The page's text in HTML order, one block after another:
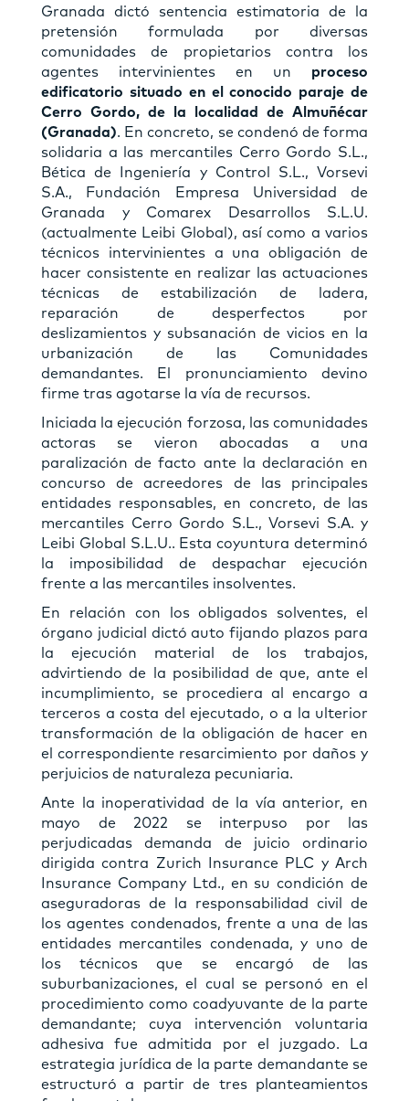
Granada dictó sentencia estimatoria de la
pretensión formulada por diversas
comunidades de propietarios contra los
agentes intervinientes en un proceso
edificatorio situado en el conocido paraje de
Cerro Gordo, de la localidad de Almuñécar
(Granada). En concreto, se condenó de forma
solidaria a las mercantiles Cerro Gordo S.L.,
Bética de Ingeniería y Control S.L., Vorsevi
S.A., Fundación Empresa Universidad de
Granada y Comarex Desarrollos S.L.U.
(actualmente Leibi Global), así como a varios
técnicos intervinientes a una obligación de
hacer consistente en realizar las actuaciones
técnicas de estabilización de ladera,
reparación de desperfectos por
deslizamientos y subsanación de vicios en la
urbanización de las Comunidades
demandantes. El pronunciamiento devino
firme tras agotarse la vía de recursos.
Iniciada la ejecución forzosa, las comunidades
actoras se vieron abocadas a una
paralización de facto ante la declaración en
concurso de acreedores de las principales
entidades responsables, en concreto, de las
mercantiles Cerro Gordo S.L., Vorsevi S.A. y
Leibi Global S.L.U.. Esta coyuntura determinó
la imposibilidad de despachar ejecución
frente a las mercantiles insolventes.
En relación con los obligados solventes, el
órgano judicial dictó auto fijando plazos para
la ejecución material de los trabajos,
advirtiendo de la posibilidad de que, ante el
incumplimiento, se procediera al encargo a
terceros a costa del ejecutado, o a la ulterior
transformación de la obligación de hacer en
el correspondiente resarcimiento por daños y
perjuicios de naturaleza pecuniaria.
Ante la inoperatividad de la vía anterior, en
mayo de 2022 se interpuso por las
perjudicadas demanda de juicio ordinario
dirigida contra Zurich Insurance PLC y Arch
Insurance Company Ltd., en su condición de
aseguradoras de la responsabilidad civil de
los agentes condenados, frente a una de las
entidades mercantiles condenada, y uno de
los técnicos que se encargó de las
suburbanizaciones, el cual se personó en el
procedimiento como coadyuvante de la parte
demandante; cuya intervención voluntaria
adhesiva fue admitida por el juzgado. La
estrategia jurídica de la parte demandante se
estructuró a partir de tres planteamientos